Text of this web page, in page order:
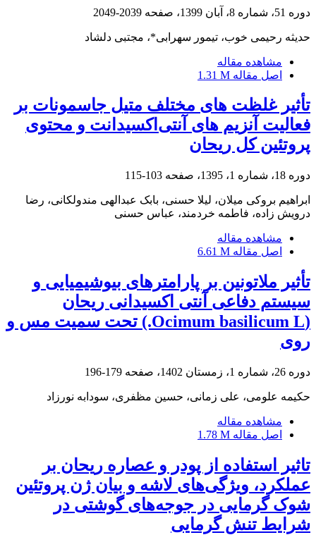
دوره 51، شماره 8، آبان 1399، صفحه 2039-2049
حدیثه رحیمی خوب، تیمور سهرابی*، مجتبی دلشاد
مشاهده مقاله
اصل مقاله 1.31 M
تأثیر غلظت های مختلف متیل جاسمونات بر
فعالیت آنزیم های آنتی‌اکسیدانت و محتوی
پروتئین کل ریحان
دوره 18، شماره 1، 1395، صفحه 103-115
ابراهیم بروکی میلان، لیلا حسنی، بابک عبدالهی مندولکانی، رضا
درویش زاده، فاطمه خردمند، عباس حسنی
مشاهده مقاله
اصل مقاله 6.61 M
تأثیر ملاتونین بر پارامترهای بیوشیمیایی و
سیستم دفاعی آنتی‏ اکسیدانی ریحان
(Ocimum basilicum L.) تحت سمیت مس و
روی
دوره 26، شماره 1، زمستان 1402، صفحه 179-196
حکیمه علومی، علی زمانی، حسین مظفری، سودابه نورزاد
مشاهده مقاله
اصل مقاله 1.78 M
تاثیر استفاده از پودر و عصاره ریحان بر
عملکرد، ویژگی‌های لاشه و بیان ژن پروتئین
شوک گرمایی در جوجه‌های ‌گوشتی در
شرایط تنش گرمایی